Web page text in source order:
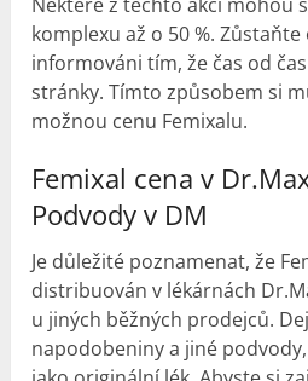
komplexu až o 50 %.
informováni tím, že čas od
stránky. Tímto způsobem si
možnou cenu Femixalu.
Femixal cena v
Podvody v DM
Je důležité poznamenat, že
distribuován v lékárnách
u jiných běžných prodejců.
napodobeniny a jiné